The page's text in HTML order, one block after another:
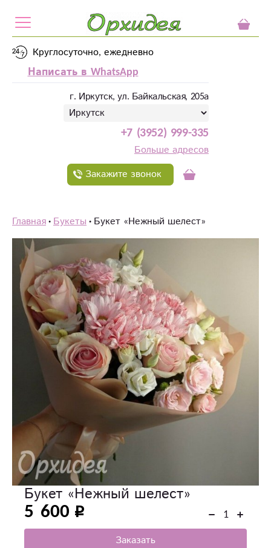
Круглосуточно, ежедневно
Написать в WhatsApp
г. Иркутск, ул. Байкальская, 205а
+7 (3952) 999-335
Больше адресов
Закажите звонок
Главная Букеты Букет «Нежный шелест»
Букет «Нежный шелест»
5 600
Заказать